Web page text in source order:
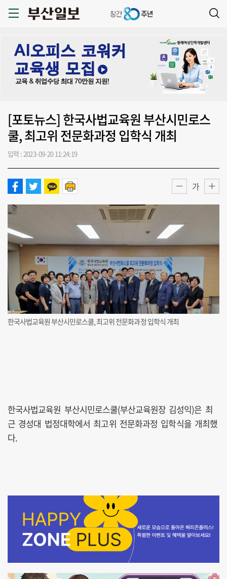
[포토뉴스] 한국사법교육원 부산시민로스
쿨, 최고위 전문화과정 입학식 개최
입력 : 2023-09-20 11:24:19
가
한국사법교육원 부산시민로스쿨, 최고위 전문화과정 입학식 개최
한국사법교육원 부산시민로스쿨(부산교육원장 김성익)은 최
근 경성대 법정대학에서 최고위 전문화과정 입학식을 개최했
다.